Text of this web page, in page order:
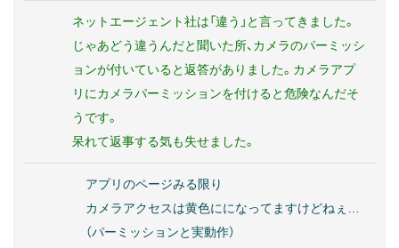
ネットエージェント社は「違う」と言ってきました。
じゃあどう違うんだと聞いた所、カメラのパーミッシ
ョンが付いていると返答がありました。カメラアプ
リにカメラパーミッションを付けると危険なんだそ
うです。
呆れて返事する気も失せました。
アプリのページみる限り
カメラアクセスは黄色にになってますけどねぇ…
（パーミッションと実動作）